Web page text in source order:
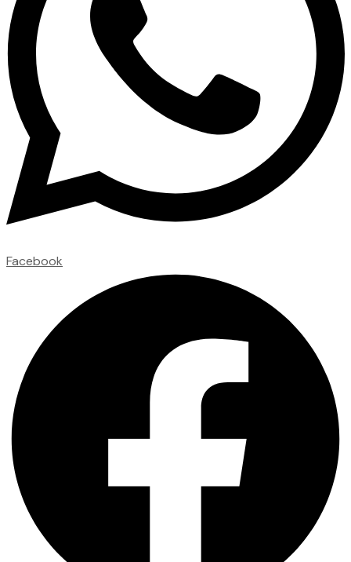
Facebook